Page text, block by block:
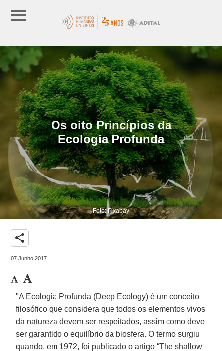
Os oito Princípios da
Ecologia Profunda
Foto: Pixabay
share
07 Junho 2017
"A Ecologia Profunda (Deep Ecology) é um conceito
filosófico que considera que todos os elementos vivos
da natureza devem ser respeitados, assim como deve
ser garantido o equilíbrio da biosfera. O termo surgiu
quando, em 1972, foi publicado o artigo “The shallow